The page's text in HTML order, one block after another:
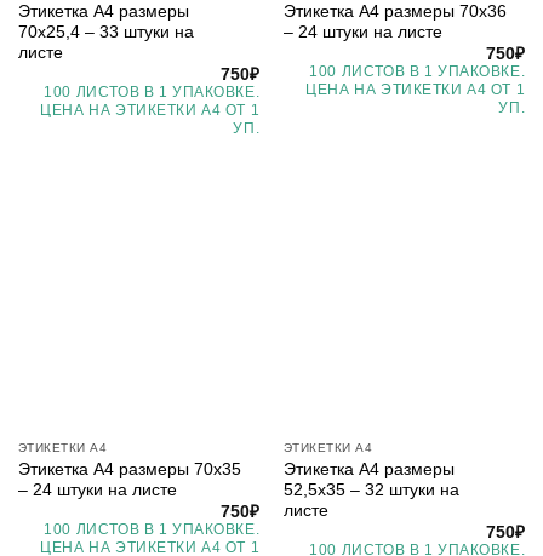
Этикетка А4 размеры
70х25,4 – 33 штуки на
листе
750₽
100 ЛИСТОВ В 1 УПАКОВКЕ.
ЦЕНА НА ЭТИКЕТКИ А4 ОТ 1
УП.
Этикетка А4 размеры 70х36
– 24 штуки на листе
750₽
100 ЛИСТОВ В 1 УПАКОВКЕ.
ЦЕНА НА ЭТИКЕТКИ А4 ОТ 1
УП.
ЭТИКЕТКИ А4
Этикетка А4 размеры 70х35
– 24 штуки на листе
750₽
100 ЛИСТОВ В 1 УПАКОВКЕ.
ЦЕНА НА ЭТИКЕТКИ А4 ОТ 1
ЭТИКЕТКИ А4
Этикетка А4 размеры
52,5х35 – 32 штуки на
листе
750₽
100 ЛИСТОВ В 1 УПАКОВКЕ.